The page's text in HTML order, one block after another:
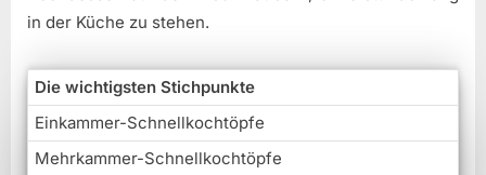
in der Küche zu stehen.
Die wichtigsten Stichpunkte
Einkammer-Schnellkochtöpfe
Mehrkammer-Schnellkochtöpfe